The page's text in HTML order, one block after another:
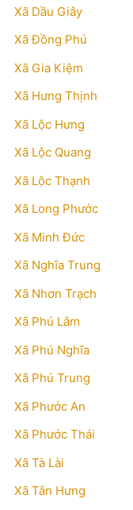
Xã Dầu Giây
Xã Đồng Phú
Xã Gia Kiệm
Xã Hưng Thịnh
Xã Lộc Hưng
Xã Lộc Quang
Xã Lộc Thạnh
Xã Long Phước
Xã Minh Đức
Xã Nghĩa Trung
Xã Nhơn Trạch
Xã Phú Lâm
Xã Phú Nghĩa
Xã Phú Trung
Xã Phước An
Xã Phước Thái
Xã Tà Lài
Xã Tân Hưng